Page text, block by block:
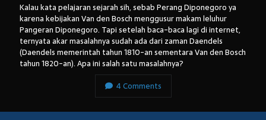
Kalau kata pelajaran sejarah sih, sebab Perang Diponegoro ya
karena kebijakan Van den Bosch menggusur makam leluhur
Pangeran Diponegoro. Tapi setelah baca-baca lagi di internet,
ternyata akar masalahnya sudah ada dari zaman Daendels
(Daendels memerintah tahun 1810-an sementara Van den Bosch
tahun 1820-an). Apa ini salah satu masalahnya?
4 Comments